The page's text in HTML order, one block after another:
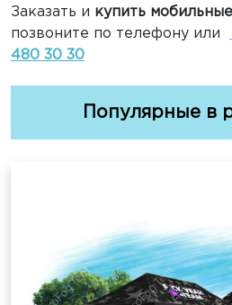
Заказать и купить
позвоните по телефону или
480 30 30
Популярные в